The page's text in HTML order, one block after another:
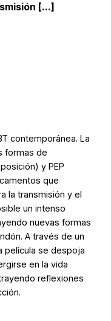
[...]
contemporánea. La
formas de
y PEP
que
la transmisión y el
un intenso
nuevas formas
A través de un
película se despoja
en la vida
reflexiones